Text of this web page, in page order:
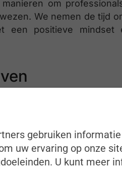
om
We nemen de tijd
een positieve
waarbij een goede 170
Safari uitvoeren dan
de afgelopen vijftig jaar
komende jaren willen
gebruiken
uw ervaring op onze
U kunt meer